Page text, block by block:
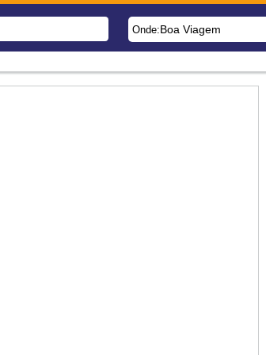
Onde:Boa Viagem